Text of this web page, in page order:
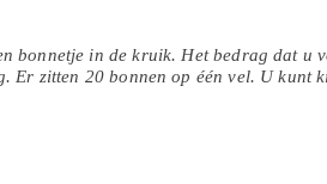
bonnetje in de kruik. Het bedrag dat u
Er zitten 20 bonnen op één vel. U kunt